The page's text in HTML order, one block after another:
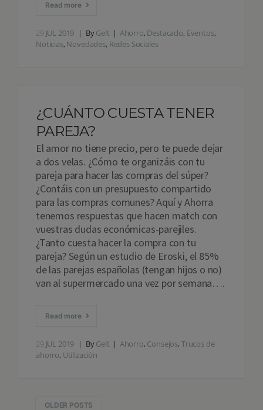
Read more
29 JUL 2019 ByGelt Ahorro, Destacado, Eventos,
Noticias, Novedades, Redes Sociales
¿CUÁNTO CUESTA TENER
PAREJA?
El amor no tiene precio, pero te puede dejar
a dos velas. ¿Cómo te organizáis con tu
pareja para hacer las compras del súper?
¿Contáis con un presupuesto compartido
para las compras comunes? Aquí y Ahorra
tenemos respuestas que hacen match con
vuestras dudas económicas-parejiles.
¿Tanto cuesta hacer la compra con tu
pareja? Según un estudio de Eroski, el 85%
de las parejas españolas (tengan hijos o no)
van al supermercado una vez por semana….
Read more
29 JUL 2019 ByGelt Ahorro, Consejos, Trucos de
ahorro, Utilización
OLDER POSTS